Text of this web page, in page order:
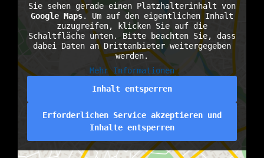
Sie sehen gerade einen Platzhalterinhalt von
Google Maps. Um auf den eigentlichen Inhalt
zuzugreifen, klicken Sie auf die
Schaltfläche unten. Bitte beachten Sie, dass
dabei Daten an Drittanbieter weitergegeben
werden.
Mehr Informationen
Inhalt entsperren
Erforderlichen Service akzeptieren und
Inhalte entsperren